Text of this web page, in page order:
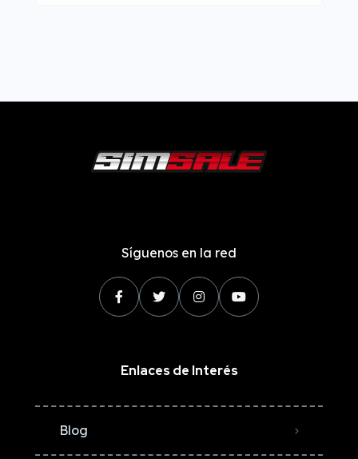
Síguenos en la red
Enlaces de Interés
Blog